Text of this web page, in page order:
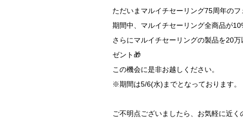
ただいまマルイチセーリング75周年のフ
期間中、マルイチセーリング全商品が
さらにマルイチセーリングの製品を20
ゼント🎁
この機会に是非お越しください。
※期間は5/6(水)までとなっております。
ご不明点ございましたら、お気軽に近く